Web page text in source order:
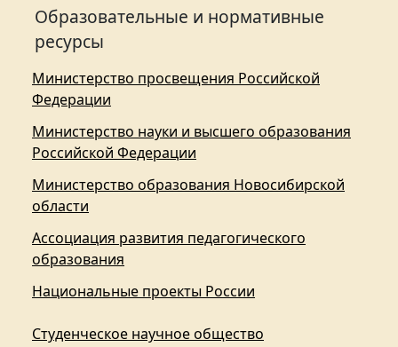
Образовательные и нормативные
ресурсы
Министерство просвещения Российской
Федерации
Министерство науки и высшего образования
Российской Федерации
Министерство образования Новосибирской
области
Ассоциация развития педагогического
образования
Национальные проекты России
Студенческое научное общество